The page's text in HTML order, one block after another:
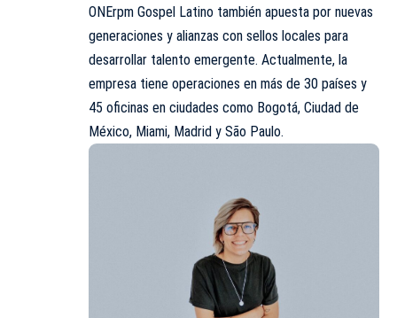
ONErpm Gospel Latino también apuesta por nuevas
generaciones y alianzas con sellos locales para
desarrollar talento emergente. Actualmente, la
empresa tiene operaciones en más de 30 países y
45 oficinas en ciudades como Bogotá, Ciudad de
México, Miami, Madrid y São Paulo.